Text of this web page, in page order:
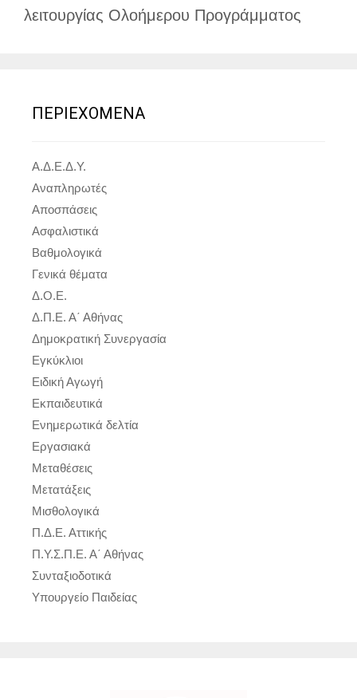
λειτουργίας Ολοήμερου Προγράμματος
ΠΕΡΙΕΧΟΜΕΝΑ
Α.Δ.Ε.Δ.Υ.
Αναπληρωτές
Αποσπάσεις
Ασφαλιστικά
Βαθμολογικά
Γενικά θέματα
Δ.Ο.Ε.
Δ.Π.Ε. Α΄ Αθήνας
Δημοκρατική Συνεργασία
Εγκύκλιοι
Ειδική Αγωγή
Εκπαιδευτικά
Ενημερωτικά δελτία
Εργασιακά
Μεταθέσεις
Μετατάξεις
Μισθολογικά
Π.Δ.Ε. Αττικής
Π.Υ.Σ.Π.Ε. Α΄ Αθήνας
Συνταξιοδοτικά
Υπουργείο Παιδείας